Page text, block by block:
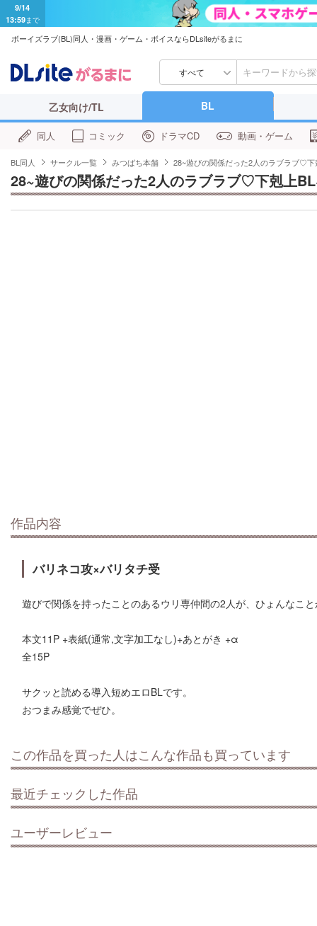
9/14
13:59まで
ボーイズラブ(BL)同人・漫画・ゲーム・ボイスならDLsiteがるまに
すべて
乙女向け/TL BL
同人 コミック ドラマCD 動画・ゲーム
BL同人 サークル一覧 みつばち本舗 28~遊びの関係だった2人のラブラブ♡下
28~遊びの関係だった2人のラブラブ♡下剋上
作品内容
バリネコ攻×バリタチ受
遊びで関係を持ったことのあるウリ専仲間の2人が、ひょんなこ
本文11P +表紙(通常,文字加工なし)+あとがき +α
全15P
サクッと読める導入短めエロBLです。
おつまみ感覚でぜひ。
この作品を買った人はこんな作品も買っています
最近チェックした作品
ユーザーレビュー